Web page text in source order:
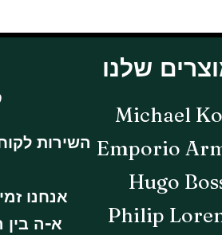
השירות
אנחנו
א-ה בין
שלנו
Michael
Emporio
Hugo
Philip